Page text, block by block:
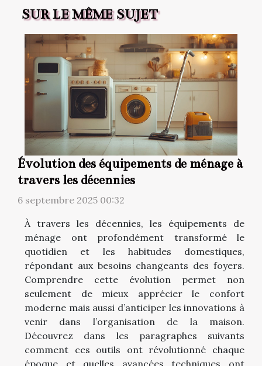
SUR LE MÊME SUJET
Évolution des équipements de ménage à
travers les décennies
6 septembre 2025 00:32
À travers les décennies, les équipements de
ménage ont profondément transformé le
quotidien et les habitudes domestiques,
répondant aux besoins changeants des foyers.
Comprendre cette évolution permet non
seulement de mieux apprécier le confort
moderne mais aussi d’anticiper les innovations à
venir dans l’organisation de la maison.
Découvrez dans les paragraphes suivants
comment ces outils ont révolutionné chaque
époque et quelles avancées techniques ont